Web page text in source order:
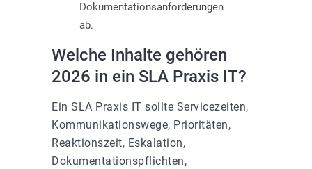
Dokumentationsanforderungen
ab.
Welche Inhalte gehören
2026 in ein SLA Praxis IT?
Ein SLA Praxis IT sollte Servicezeiten,
Kommunikationswege, Prioritäten,
Reaktionszeit, Eskalation,
Dokumentationspflichten,